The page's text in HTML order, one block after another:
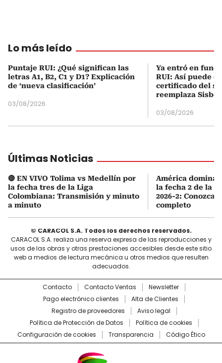
Lo más leído
Puntaje RUI: ¿Qué significan las
letras A1, B2, C1 y D1? Explicación
de ‘nueva clasificación’
03/08/2026
Ya entró en
RUI: Así puede
certificado del
reemplaza
03/08/2026
Últimas Noticias
🔴 EN VIVO Tolima vs Medellín por
la fecha tres de la Liga
Colombiana: Transmisión y minuto
a minuto
América domina
la fecha 2 de la
2026-2: Conozca
completo
© CARACOL S.A. Todos los derechos reservados.
CARACOL S.A. realiza una reserva expresa de las reproducciones y
usos de las obras y otras prestaciones accesibles desde este sitio
web a medios de lectura mecánica u otros medios que resulten
adecuados.
Contacto Contacto Ventas
Newsletter
Pago electrónico clientes
Alta de Clientes
Registro de proveedores
Aviso legal
Política de Protección de Datos
Política de cookies
Configuración de cookies
Transparencia Código Ético